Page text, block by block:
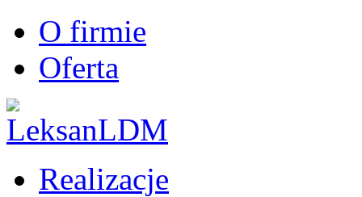
O firmie
Oferta
Realizacje